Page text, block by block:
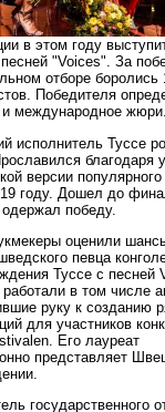
в этом году
"Voices". За
отборе боролись
Победителя
и международное
исполнитель Туссе
благодаря
версии популярного
году. Дошел до
победу.
оценили
певца
Туссе с песней
в том числе
руку к созданию
для участников
Его лауреат
представляет
государственного